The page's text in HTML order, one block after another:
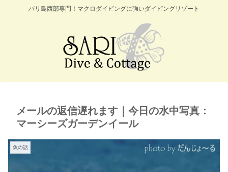
バリ島西部専門！マクロダイビングに強いダイビングリゾート
メールの返信遅れます｜今日の水中写真：
マーシーズガーデンイール
魚の話